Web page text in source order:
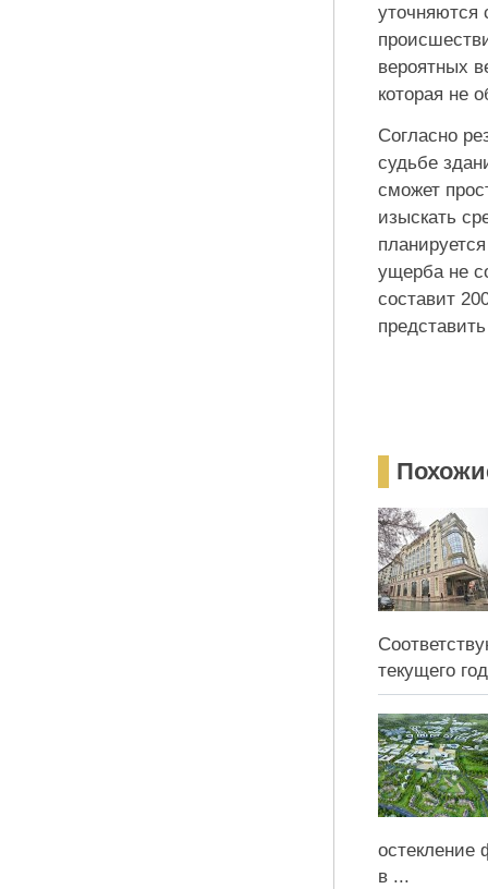
уточняются
вероятных
которая не
Согласно
судьбе
сможет
изыскать
ущерба не
составит
текущего
остекление
в ...